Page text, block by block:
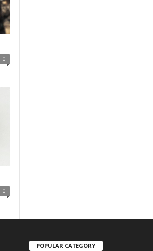
0
0
POPULAR CATEGORY